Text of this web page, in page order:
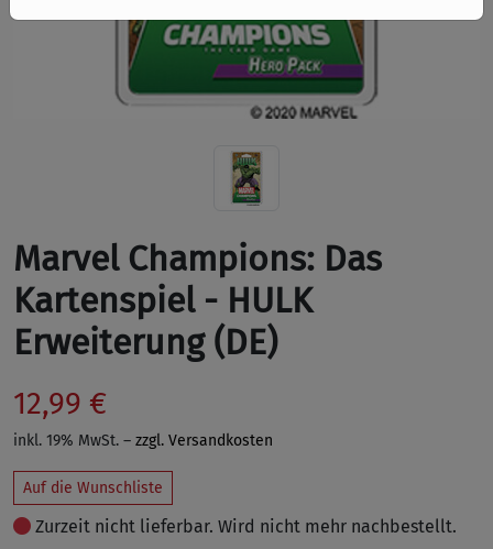
Marvel Champions: Das
Kartenspiel - HULK
Erweiterung (DE)
12,99 €
inkl. 19% MwSt. – zzgl. Versandkosten
Auf die Wunschliste
Zurzeit nicht lieferbar. Wird nicht mehr nachbestellt.